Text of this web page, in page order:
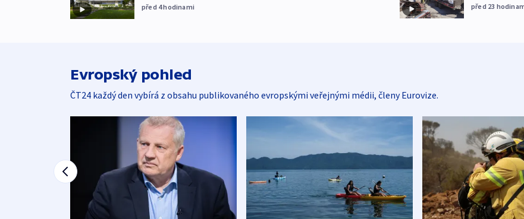
před 4hodinami před 23
Evropský pohled
ČT24 každý den vybírá z obsahu publikovaného evropskými veřejnými médii, členy Eurovize.